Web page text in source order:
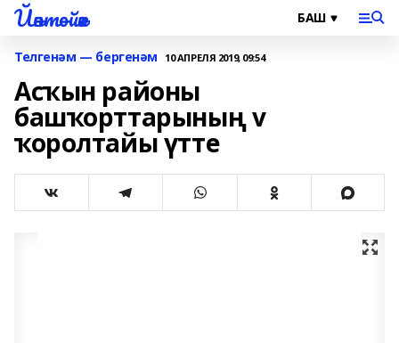
Йәнтөйәк
Телгенәм — бергенәм 10 АПРЕЛЯ 2019, 09:54
Асҡын районы
башҡорттарының v
ҡоролтайы үтте